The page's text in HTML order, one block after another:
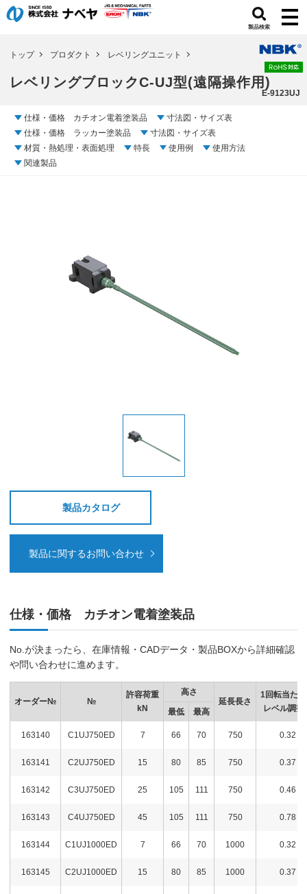
製品検索
トップ プロダクト レベリングユニット
レベリングブロックC-UJ型(遠隔操作用)
E-9123UJ
仕様・価格 カチオン電着塗装品
寸法図・サイズ表
仕様・価格 ラッカー塗装品
寸法図・サイズ表
材質・熱処理・表面処理
特長 使用例
使用方法
関連製品
製品カタログ
製品に関するお問い合わせ
仕様・価格 カチオン電着塗装品
No.が決まったら、在庫情報・CADデータ・製品BOXから詳細確認
や問い合わせに進めます。
オーダー№ №
許容荷重
kN
高さ
延長長さ
1回転当た
レベル調整
最低 最高
163140 C1UJ750ED 7 66 70 750 0.32
163141 C2UJ750ED 15 80 85 750 0.37
163142 C3UJ750ED 25 105 111 750 0.46
163143 C4UJ750ED 45 105 111 750 0.78
163144 C1UJ1000ED 7 66 70 1000 0.32
163145 C2UJ1000ED 15 80 85 1000 0.37